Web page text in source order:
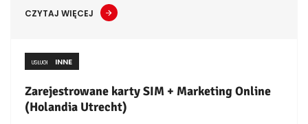
CZYTAJ WIĘCEJ
USŁUGI INNE
Zarejestrowane karty SIM + Marketing Online
(Holandia Utrecht)